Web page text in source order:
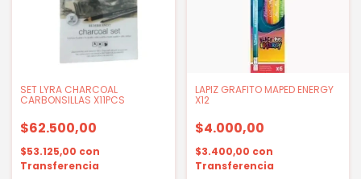
SET LYRA CHARCOAL
CARBONSILLAS X11PCS
$62.500,00
$53.125,00 con
Transferencia
LAPIZ GRAFITO MAPED ENERGY
X12
$4.000,00
$3.400,00 con
Transferencia